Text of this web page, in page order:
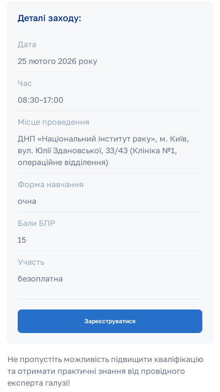
Деталі заходу:
Дата
25 лютого 2026 року
Час
08:30–17:00
Місце проведення
ДНП «Національний інститут раку», м. Київ,
вул. Юлії Здановської, 33/43 (Клініка №1,
операційне відділення)
Форма навчання
очна
Бали БПР
15
Участь
безоплатна
Зареєструватися
Не пропустіть можливість підвищити кваліфікацію
та отримати практичні знання від провідного
експерта галузі!